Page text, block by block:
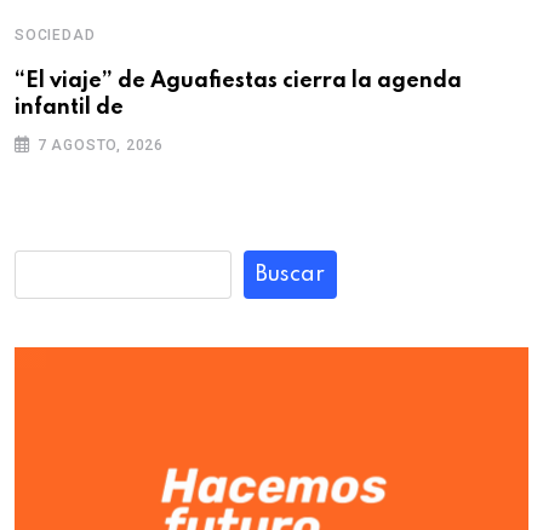
SOCIEDAD
“El viaje” de Aguafiestas cierra la agenda
infantil de
7 AGOSTO, 2026
Buscar